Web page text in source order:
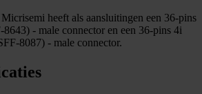
heeft als aansluitingen een 36-pins
- male connector en een 36-pins 4i
8087) - male connector.